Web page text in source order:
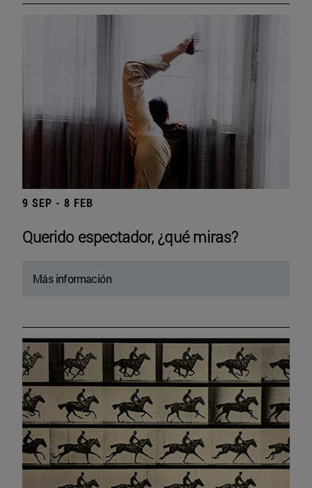
9 SEP - 8 FEB
Querido espectador, ¿qué miras?
Más información